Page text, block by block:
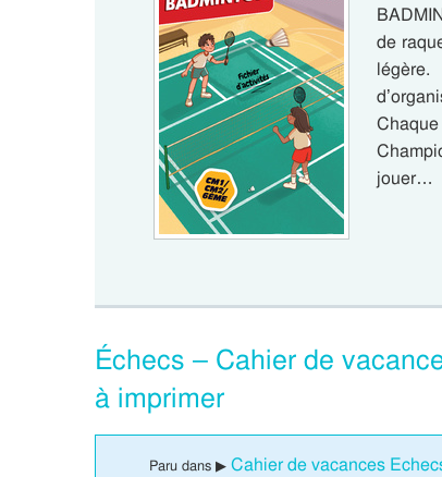
de
jouer…
Échecs – Cahier de
à imprimer
Paru dans ▶ Cahier de vacances